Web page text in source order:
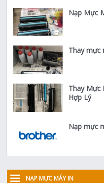
Nạp Mực
Thay mực
Thay Mực
Hợp Lý
Nạp mực
NẠP MỰC MÁY IN